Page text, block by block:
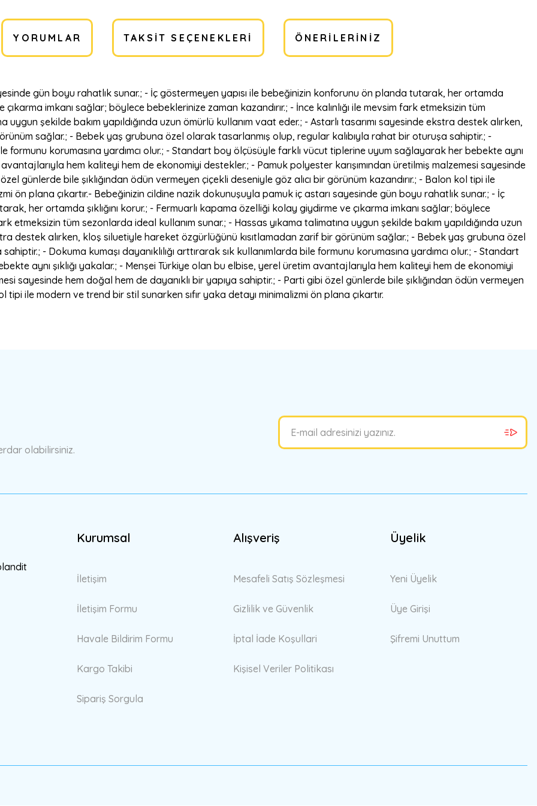
YORUMLAR TAKSIT SEÇENEKLERI ÖNERILERINIZ
gün boyu rahatlık sunar.; - İç göstermeyen yapısı ile bebeğinizin konforunu ön planda tutarak, her ortamda
çıkarma imkanı sağlar; böylece bebeklerinize zaman kazandırır.; - İnce kalınlığı ile mevsim fark etmeksizin tüm
şekilde bakım yapıldığında uzun ömürlü kullanım vaat eder.; - Astarlı tasarımı sayesinde ekstra destek alırken,
sağlar.; - Bebek yaş grubuna özel olarak tasarlanmış olup, regular kalıbıyla rahat bir oturuşa sahiptir.; -
formunu korumasına yardımcı olur.; - Standart boy ölçüsüyle farklı vücut tiplerine uyum sağlayarak her bebekte aynı
hem kaliteyi hem de ekonomiyi destekler.; - Pamuk polyester karışımından üretilmiş malzemesi sayesinde
günlerde bile şıklığından ödün vermeyen çiçekli deseniyle göz alıcı bir görünüm kazandırır.; - Balon kol tipi ile
ön plana çıkartır.- Bebeğinizin cildine nazik dokunuşuyla pamuk iç astarı sayesinde gün boyu rahatlık sunar.; - İç
her ortamda şıklığını korur.; - Fermuarlı kapama özelliği kolay giydirme ve çıkarma imkanı sağlar; böylece
etmeksizin tüm sezonlarda ideal kullanım sunar.; - Hassas yıkama talimatına uygun şekilde bakım yapıldığında uzun
destek alırken, kloş siluetiyle hareket özgürlüğünü kısıtlamadan zarif bir görünüm sağlar.; - Bebek yaş grubuna özel
- Dokuma kumaşı dayanıklılığı arttırarak sık kullanımlarda bile formunu korumasına yardımcı olur.; - Standart
aynı şıklığı yakalar.; - Menşei Türkiye olan bu elbise, yerel üretim avantajlarıyla hem kaliteyi hem de ekonomiyi
sayesinde hem doğal hem de dayanıklı bir yapıya sahiptir.; - Parti gibi özel günlerde bile şıklığından ödün vermeyen
tipi ile modern ve trend bir stil sunarken sıfır yaka detayı minimalizmi ön plana çıkartır.
olabilirsiniz.
Kurumsal
İletişim
İletişim Formu
Havale Bildirim Formu
Kargo Takibi
Sipariş Sorgula
Alışveriş
Mesafeli Satış Sözleşmesi
Gizlilik ve Güvenlik
İptal İade Koşullari
Kişisel Veriler Politikası
Üyelik
Yeni Üyelik
Üye Girişi
Şifremi Unuttum